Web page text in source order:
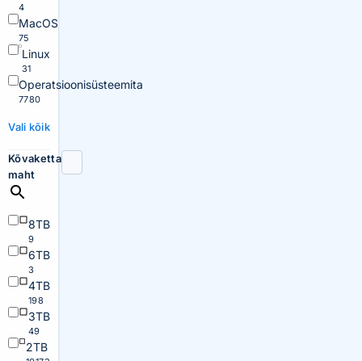
4
MacOS
75
Linux
31
Operatsioonisüsteemita
7780
Vali kõik
Kõvaketta
maht
8TB
9
6TB
3
4TB
198
3TB
49
2TB